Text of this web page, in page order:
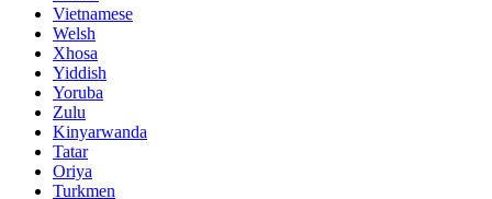
Vietnamese
Welsh
Xhosa
Yiddish
Yoruba
Zulu
Kinyarwanda
Tatar
Oriya
Turkmen